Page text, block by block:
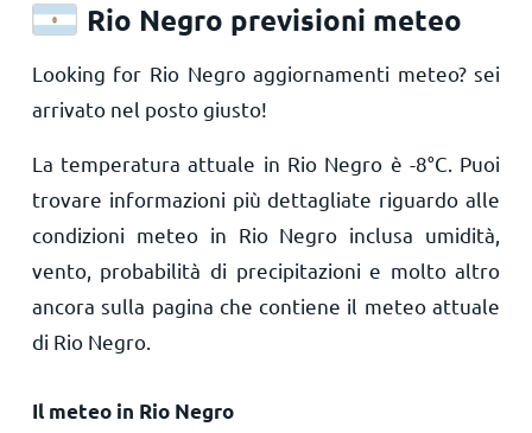
Rio Negro previsioni meteo
Looking for Rio Negro aggiornamenti meteo? sei
arrivato nel posto giusto!
La temperatura attuale in Rio Negro è -8°C . Puoi
trovare informazioni più dettagliate riguardo alle
condizioni meteo in Rio Negro inclusa umidità,
vento, probabilità di precipitazioni e molto altro
ancora sulla pagina che contiene il meteo attuale
di Rio Negro.
Il meteo in Rio Negro